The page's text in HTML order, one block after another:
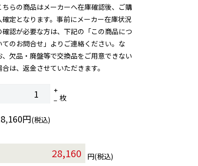
ちらの商品はメーカーへ在庫確認後、ご購
確定となります。事前にメーカー在庫状況
確認が必要な方は、下記の「この商品につ
てのお問合せ」よりご連絡ください。な
、欠品・廃盤等で交換品をご用意できない
合は、返金させていただきます。
枚
円(税込)
円(税込)